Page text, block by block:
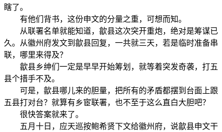
瞎了。
有他们背书，这份申文的分量之重，可想而知。
从联署名单就能知道，歙县这次突开重炮，绝对是筹谋已
久。从徽州府发文到歙县回复，一共就三天，若是临时准备串
联，哪里来得及？
歙县乡绅们一定是早早开始筹划，就等着突发奇袭，打五
县个措手不及。
可是，歙县哪儿来的胆量，把所有的矛盾都摆到台面上跟
五县打对台？就算有乡宦联署，也不至于这么直白大胆吧？
很快答案就来了。
五月十日，应天巡按鲍希贤下文给徽州府，说歙县申文干